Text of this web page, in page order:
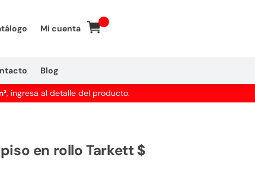
Mi cuenta
Blog
, ingresa al detalle del producto.
en rollo Tarkett $